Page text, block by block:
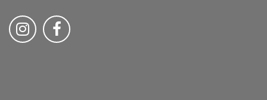
Bistum Trier auf Instragram
Bistum Trier auf Facebook